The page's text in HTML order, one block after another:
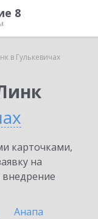
8
в Гулькевичах
карточками,
на
Анапа